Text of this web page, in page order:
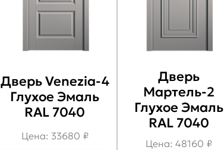
Дверь Venezia-4
Глухое Эмаль
RAL 7040
Цена: 33680 ₽
Дверь
Мартель-2
Глухое Эмаль
RAL 7040
Цена: 48160 ₽